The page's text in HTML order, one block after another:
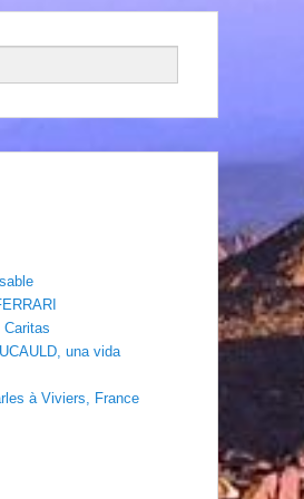
Caritas
una vida
à Viviers, France